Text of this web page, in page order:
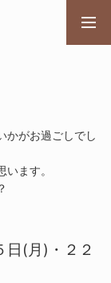
メニ
かがお過ごしでし
ます。
日(月)・２２